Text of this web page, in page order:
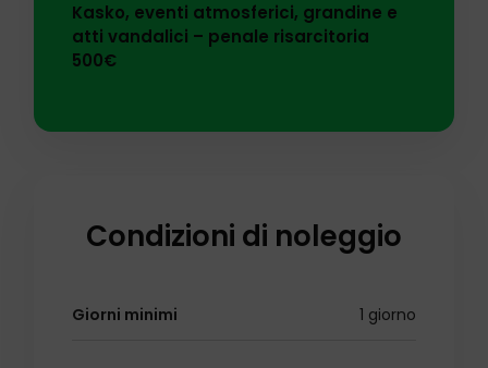
Kasko, eventi atmosferici, grandine e
atti vandalici – penale risarcitoria
500€
Condizioni di noleggio
Giorni minimi 1 giorno